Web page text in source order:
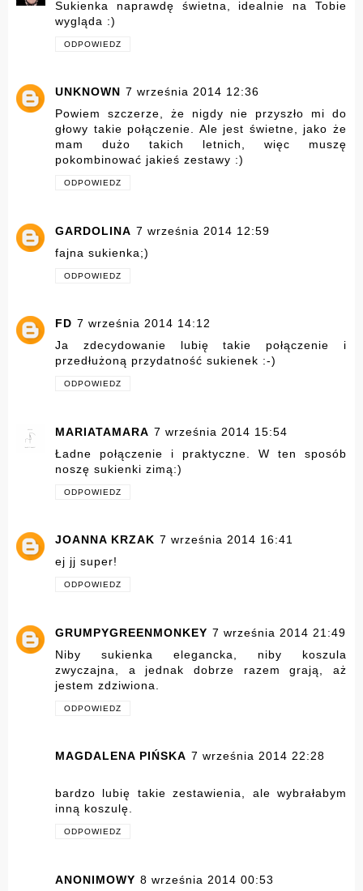
Sukienka naprawdę świetna, idealnie na Tobie
wygląda :)
ODPOWIEDZ
UNKNOWN 7 września 2014 12:36
Powiem szczerze, że nigdy nie przyszło mi do
głowy takie połączenie. Ale jest świetne, jako że
mam dużo takich letnich, więc muszę
pokombinować jakieś zestawy :)
ODPOWIEDZ
GARDOLINA 7 września 2014 12:59
fajna sukienka;)
ODPOWIEDZ
FD 7 września 2014 14:12
Ja zdecydowanie lubię takie połączenie i
przedłużoną przydatność sukienek :-)
ODPOWIEDZ
MARIATAMARA 7 września 2014 15:54
Ładne połączenie i praktyczne. W ten sposób
noszę sukienki zimą:)
ODPOWIEDZ
JOANNA KRZAK 7 września 2014 16:41
ej jj super!
ODPOWIEDZ
GRUMPYGREENMONKEY 7 września 2014 21:49
Niby sukienka elegancka, niby koszula
zwyczajna, a jednak dobrze razem grają, aż
jestem zdziwiona.
ODPOWIEDZ
MAGDALENA PIŃSKA 7 września 2014 22:28
bardzo lubię takie zestawienia, ale wybrałabym
inną koszulę.
ODPOWIEDZ
ANONIMOWY 8 września 2014 00:53